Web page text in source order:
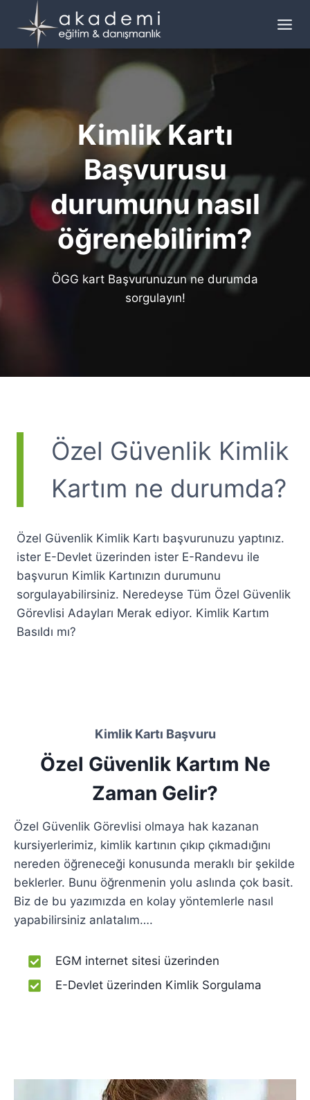
content
Kimlik Kartı
Başvurusu
durumunu nasıl
öğrenebilirim?
ÖGG kart Başvurunuzun ne durumda
sorgulayın!
Özel Güvenlik Kimlik
Kartım ne durumda?
Özel Güvenlik Kimlik Kartı başvurunuzu yaptınız.
ister E-Devlet üzerinden ister E-Randevu ile
başvurun Kimlik Kartınızın durumunu
sorgulayabilirsiniz. Neredeyse Tüm Özel Güvenlik
Görevlisi Adayları Merak ediyor. Kimlik Kartım
Basıldı mı?
Kimlik Kartı Başvuru
Özel Güvenlik Kartım Ne
Zaman Gelir?
Özel Güvenlik Görevlisi olmaya hak kazanan
kursiyerlerimiz, kimlik kartının çıkıp çıkmadığını
nereden öğreneceği konusunda meraklı bir şekilde
beklerler. Bunu öğrenmenin yolu aslında çok basit.
Biz de bu yazımızda en kolay yöntemlerle nasıl
yapabilirsiniz anlatalım….
EGM internet sitesi üzerinden
E-Devlet üzerinden Kimlik Sorgulama